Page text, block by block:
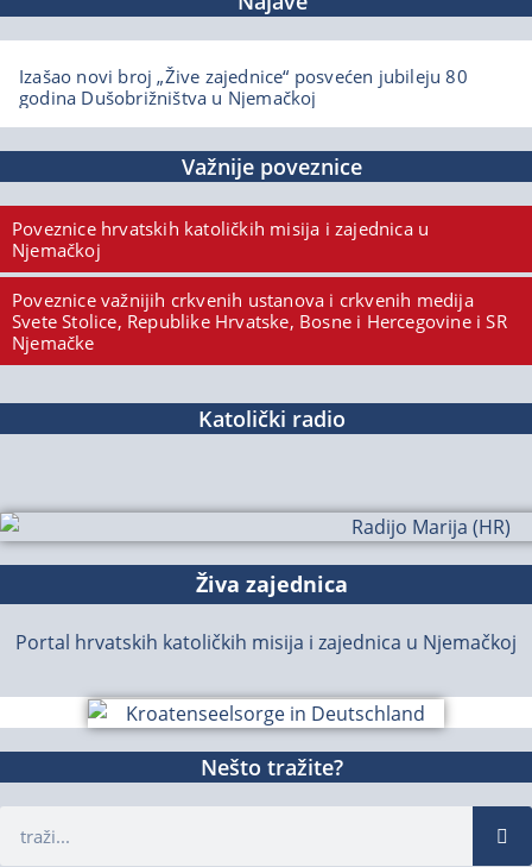
Izašao novi broj „Žive zajednice“ posvećen jubileju 80
godina Dušobrižništva u Njemačkoj
Važnije poveznice
Poveznice hrvatskih katoličkih misija i zajednica u
Njemačkoj
Poveznice važnijih crkvenih ustanova i crkvenih medija
Svete Stolice, Republike Hrvatske, Bosne i Hercegovine i SR
Njemačke
Katolički radio
Živa zajednica
Portal hrvatskih katoličkih misija i zajednica u Njemačkoj
Nešto tražite?